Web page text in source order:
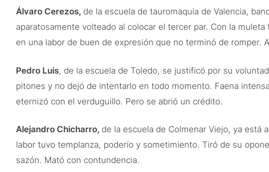
Álvaro Cerezos, de la escuela de tauromaquia de Valencia,
aparatosamente volteado al colocar el tercer par. Con la
en una labor de buen de expresión que no terminó de romper.
Pedro Luis, de la escuela de Toledo, se justificó por su
pitones y no dejó de intentarlo en todo momento. Faena
eternizó con el verduguillo. Pero se abrió un crédito.
Alejandro Chicharro, de la escuela de Colmenar Viejo, ya
labor tuvo templanza, poderío y sometimiento. Tiró de su
sazón. Mató con contundencia.